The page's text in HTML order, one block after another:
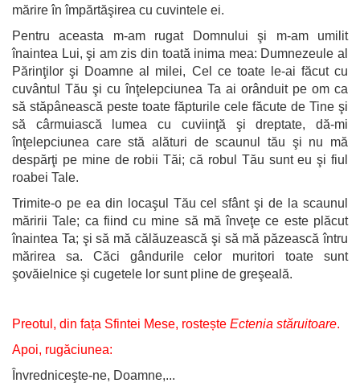
mărire în împărtăşirea cu cuvintele ei.
Pentru aceasta m-am rugat Domnului şi m-am umilit
înaintea Lui, şi am zis din toată inima mea: Dumnezeule al
Părinţilor şi Doamne al milei, Cel ce toate le-ai făcut cu
cuvântul Tău şi cu înţelepciunea Ta ai orânduit pe om ca
să stăpânească peste toate făpturile cele făcute de Tine şi
să cârmuiască lumea cu cuviinţă şi dreptate, dă-mi
înţelepciunea care stă alături de scaunul tău şi nu mă
despărţi pe mine de robii Tăi; că robul Tău sunt eu şi fiul
roabei Tale.
Trimite-o pe ea din locaşul Tău cel sfânt şi de la scaunul
măririi Tale; ca fiind cu mine să mă înveţe ce este plăcut
înaintea Ta; şi să mă călăuzească şi să mă păzească întru
mărirea sa. Căci gândurile celor muritori toate sunt
şovăielnice şi cugetele lor sunt pline de greşeală.
Preotul, din fața Sfintei Mese, rostește Ectenia stăruitoare.
Apoi, rugăciunea:
Învredniceşte-ne, Doamne,...